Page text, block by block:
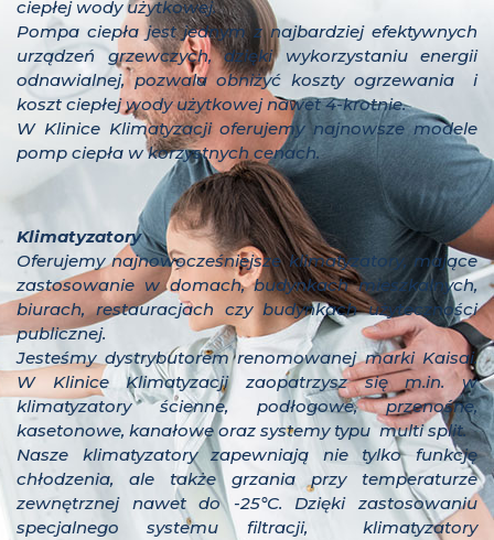
ciepłej wody użytkowej.
Pompa ciepła jest jednym z najbardziej efektywnych
urządzeń grzewczych, dzięki wykorzystaniu energii
odnawialnej, pozwala obniżyć koszty ogrzewania i
koszt ciepłej wody użytkowej nawet 4-krotnie.
W Klinice Klimatyzacji oferujemy najnowsze modele
pomp ciepła w korzystnych cenach.
Klimatyzatory
Oferujemy najnowocześniejsze klimatyzatory, mające
zastosowanie w domach, budynkach mieszkalnych,
biurach, restauracjach czy budynkach użyteczności
publicznej.
Jesteśmy dystrybutorem renomowanej marki Kaisai.
W Klinice Klimatyzacji zaopatrzysz się m.in. w
klimatyzatory ścienne, podłogowe, przenośne,
kasetonowe, kanałowe oraz systemy typu multi split.
Nasze klimatyzatory zapewniają nie tylko funkcję
chłodzenia, ale także grzania przy temperaturze
zewnętrznej nawet do-25°C. Dzięki zastosowaniu
specjalnego systemu filtracji, klimatyzatory